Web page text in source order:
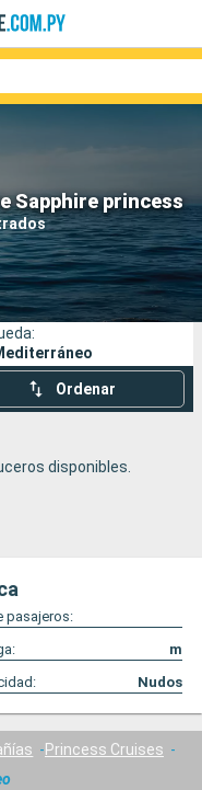
Sapphire princess
Compañías
Ordenar
disponibles.
pasajeros:
m
Nudos
Princess Cruises